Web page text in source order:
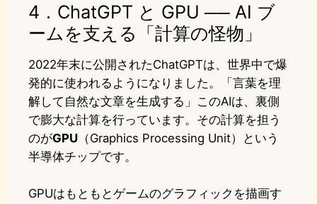
4．ChatGPT と GPU ── AI ブ
ームを支える「計算の怪物」
2022年末に公開されたChatGPTは、世界中で爆
発的に使われるようになりました。「言葉を理
解して自然な文章を生成する」このAIは、裏側
で膨大な計算を行っています。その計算を担う
のがGPU （Graphics Processing Unit）という
半導体チップです。
GPUはもともとゲームのグラフィックを描画す